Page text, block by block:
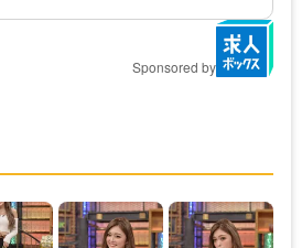
Sponsored by